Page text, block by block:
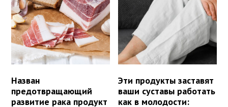
Назван
предотвращающий
развитие рака продукт
Эти продукты заставят
ваши суставы работать
как в молодости: